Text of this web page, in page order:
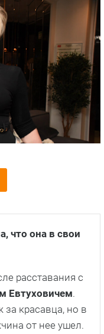
что она в свои
расставания с
Евтуховичем.
красавца, но в
от нее ушел.